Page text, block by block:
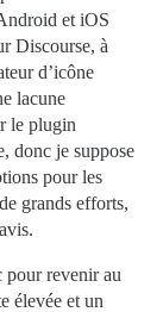
et iOS
Discourse, à
d’icône
lacune
le plugin
donc je suppose
pour les
grands efforts,
pour revenir au
élevée et un